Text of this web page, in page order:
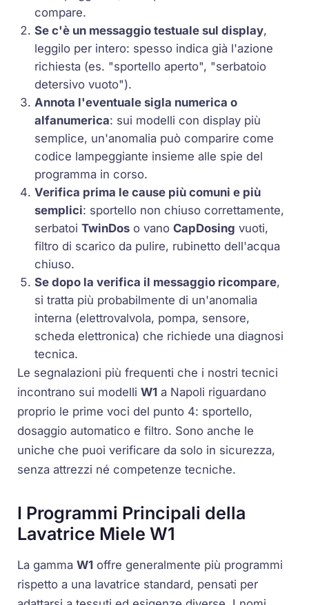
compare.
Se c'è un messaggio testuale sul display,
leggilo per intero: spesso indica già l'azione
richiesta (es. "sportello aperto", "serbatoio
detersivo vuoto").
Annota l'eventuale sigla numerica o
alfanumerica: sui modelli con display più
semplice, un'anomalia può comparire come
codice lampeggiante insieme alle spie del
programma in corso.
Verifica prima le cause più comuni e più
semplici: sportello non chiuso correttamente,
serbatoiTwinDos o vanoCapDosing vuoti,
filtro di scarico da pulire, rubinetto dell'acqua
chiuso.
Se dopo la verifica il messaggio ricompare,
si tratta più probabilmente di un'anomalia
interna (elettrovalvola, pompa, sensore,
scheda elettronica) che richiede una diagnosi
tecnica.
Le segnalazioni più frequenti che i nostri tecnici
incontrano sui modelliW1 a Napoli riguardano
proprio le prime voci del punto 4: sportello,
dosaggio automatico e filtro. Sono anche le
uniche che puoi verificare da solo in sicurezza,
senza attrezzi né competenze tecniche.
I Programmi Principali della
Lavatrice Miele W1
La gammaW1 offre generalmente più programmi
rispetto a una lavatrice standard, pensati per